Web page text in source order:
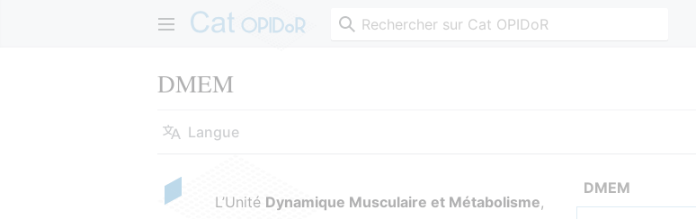
DMEM
Langue
DMEM
L’Unité Dynamique Musculaire et Métabolisme,